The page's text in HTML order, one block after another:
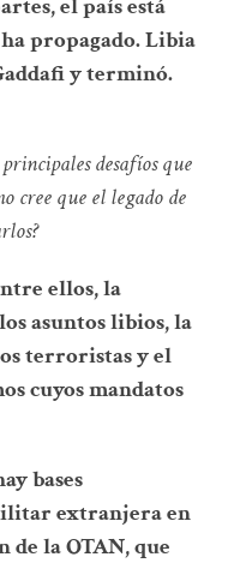
el país está
propagado. Libia
y terminó.
desafíos que
cree que el legado de
ellos, la
asuntos libios, la
terroristas y el
cuyos mandatos
bases
extranjera en
la OTAN, que